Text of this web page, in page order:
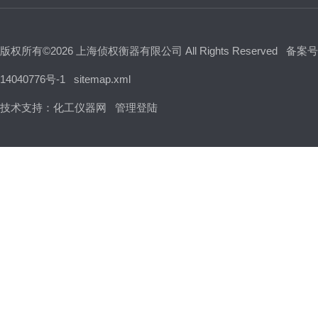
版权所有©2026 上海侦权衡器有限公司 All Rights Reserved 备案
14040776号-1 sitemap.xml
技术支持： 化工仪器网 管理登陆